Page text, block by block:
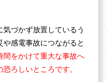
づかず放置しているう
感電事故につながると
間をかけて重大な事故へ
ろしいところです。